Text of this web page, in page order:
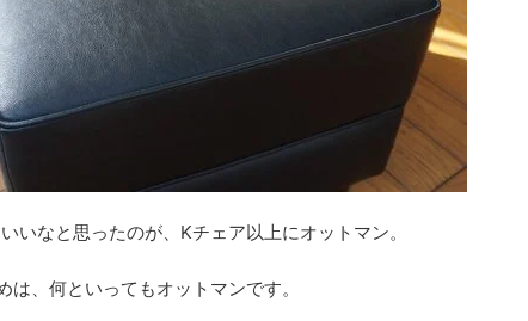
いなと思ったのが、Kチェア以上にオットマン。
は、何といってもオットマンです。